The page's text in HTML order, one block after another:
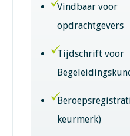
Vindbaar voor
opdrachtgevers
Tijdschrift voor
keurmerk)